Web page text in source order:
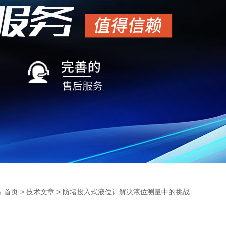
首页 > 技术文章 > 防堵投入式液位计解决液位测量中的挑战